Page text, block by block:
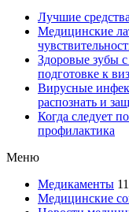
Лучшие
Медицинские
Здоровые зубы
подготовке к
Вирусные
распознать и
Когда следует
профилактика
Меню
Медикаменты 11
Медицинские